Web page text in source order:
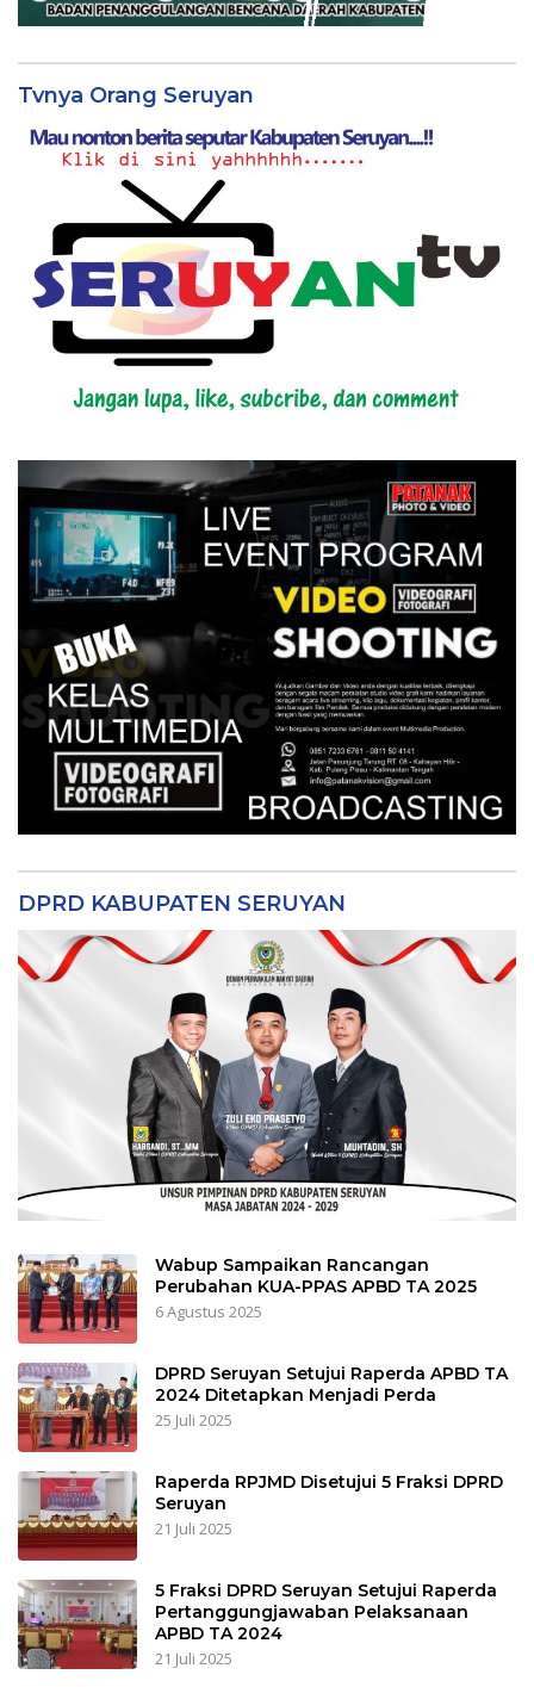
Tvnya Orang Seruyan
DPRD KABUPATEN SERUYAN
Wabup Sampaikan Rancangan
Perubahan KUA-PPAS APBD TA 2025
6 Agustus 2025
DPRD Seruyan Setujui Raperda APBD TA
2024 Ditetapkan Menjadi Perda
25 Juli 2025
Raperda RPJMD Disetujui 5 Fraksi DPRD
Seruyan
21 Juli 2025
5 Fraksi DPRD Seruyan Setujui Raperda
Pertanggungjawaban Pelaksanaan
APBD TA 2024
21 Juli 2025